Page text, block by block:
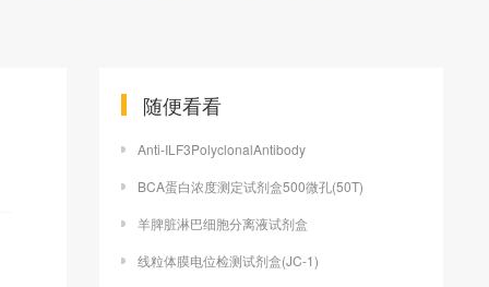
随便看看
Anti-ILF3PolyclonalAntibody
BCA蛋白浓度测定试剂盒500微孔(50T)
羊脾脏淋巴细胞分离液试剂盒
线粒体膜电位检测试剂盒(JC-1)